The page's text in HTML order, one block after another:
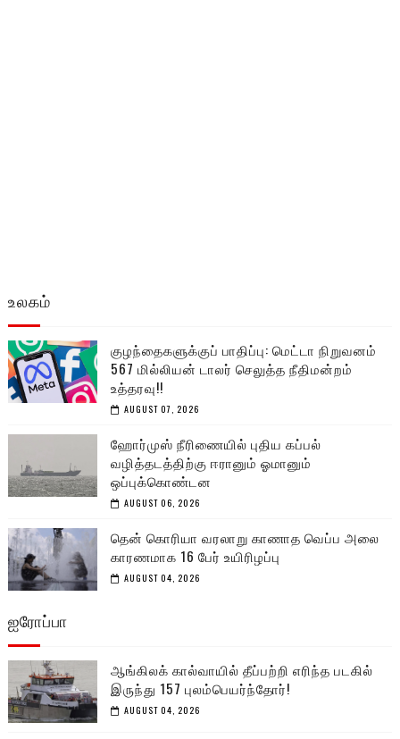
உலகம்
குழந்தைகளுக்குப் பாதிப்பு: மெட்டா நிறுவனம்
567 மில்லியன் டாலர் செலுத்த நீதிமன்றம்
உத்தரவு!!
AUGUST 07, 2026
ஹோர்முஸ் நீரிணையில் புதிய கப்பல்
வழித்தடத்திற்கு ஈரானும் ஓமானும்
ஒப்புக்கொண்டன
AUGUST 06, 2026
தென் கொரியா வரலாறு காணாத வெப்ப அலை
காரணமாக 16 பேர் உயிரிழப்பு
AUGUST 04, 2026
ஐரோப்பா
ஆங்கிலக் கால்வாயில் தீப்பற்றி எரிந்த படகில்
இருந்து 157 புலம்பெயர்ந்தோர்!
AUGUST 04, 2026